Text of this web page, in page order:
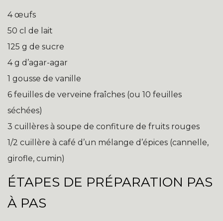
4 œufs
50 cl de lait
125 g de sucre
4 g d’agar-agar
1 gousse de vanille
6 feuilles de verveine fraîches (ou 10 feuilles
séchées)
3 cuillères à soupe de confiture de fruits rouges
1/2 cuillère à café d’un mélange d’épices (cannelle,
girofle, cumin)
ÉTAPES DE PRÉPARATION PAS
À PAS